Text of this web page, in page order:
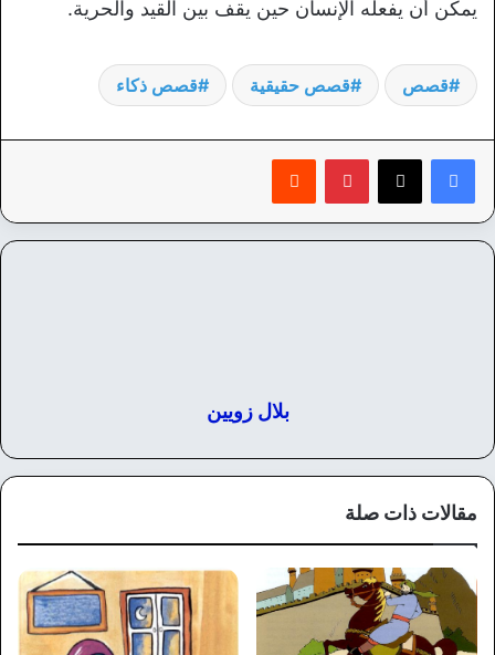
يمكن أن يفعله الإنسان حين يقف بين القيد والحرية.
قصص قصص حقيقية قصص ذكاء
بينتيريست
بلال زويين
مقالات ذات صلة